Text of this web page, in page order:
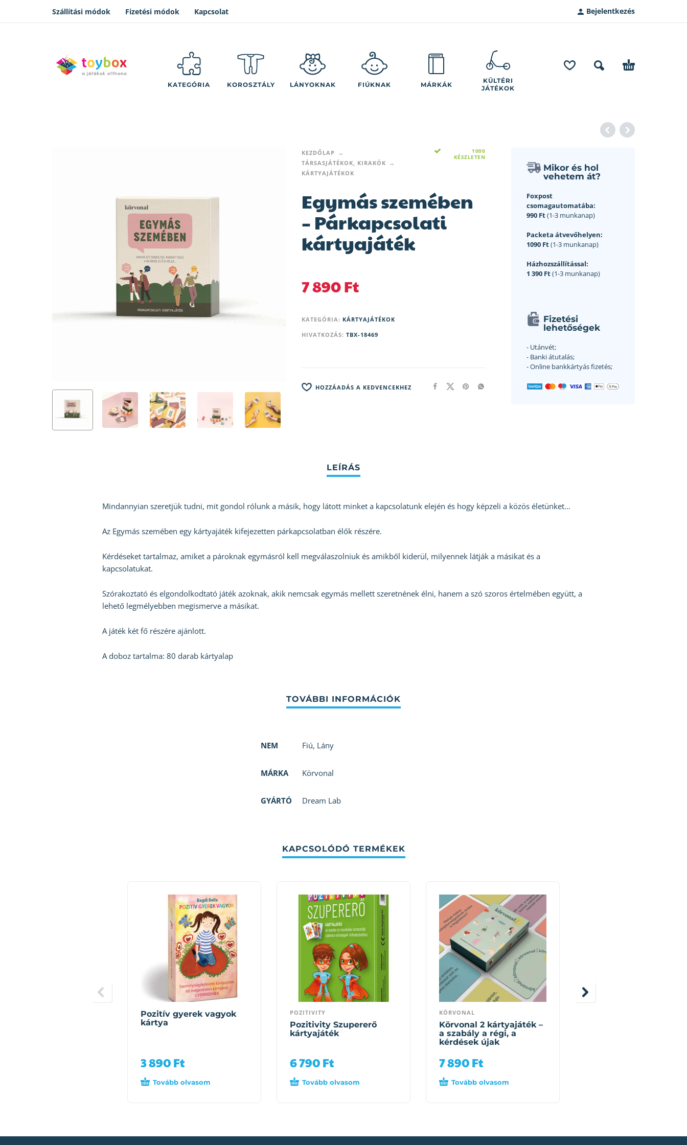
Szállítási módok Fizetési módok Kapcsolat Bejelentkezés
KATEGÓRIA KOROSZTÁLY LÁNYOKNAK FIÚKNAK MÁRKÁK
KÜLTÉRI
JÁTÉKOK
KEZDŐLAP
TÁRSASJÁTÉKOK, KIRAKÓK
KÁRTYAJÁTÉKOK
1000
KÉSZLETEN
Egymás szemében
– Párkapcsolati
kártyajáték
7 890Ft
KATEGÓRIA: KÁRTYAJÁTÉKOK
HIVATKOZÁS: TBX-18469
HOZZÁADÁS A KEDVENCEKHEZ
Mikor és hol
vehetem át?
Foxpost
csomagautomatába:
990 Ft(1-3 munkanap)
Packeta átvevőhelyen:
1090 Ft(1-3 munkanap)
Házhozszállítással:
1 390 Ft(1-3 munkanap)
Fizetési
lehetőségek
- Utánvét;
- Banki átutalás;
- Online bankkártyás fizetés;
Mindannyian szeretjük tudni, mit gondol rólunk a másik, hogy látott minket a kapcsolatunk elején és hogy képzeli a közös életünket…
Az Egymás szemében egy kártyajáték kifejezetten párkapcsolatban élők részére.
Kérdéseket tartalmaz, amiket a pároknak egymásról kell megválaszolniuk és amikből kiderül, milyennek látják a másikat és a
kapcsolatukat.
Szórakoztató és elgondolkodtató játék azoknak, akik nemcsak egymás mellett szeretnének élni, hanem a szó szoros értelmében együtt, a
lehető legmélyebben megismerve a másikat.
A játék két fő részére ajánlott.
A doboz tartalma: 80 darab kártyalap
NEM Fiú, Lány
MÁRKA Körvonal
GYÁRTÓ Dream Lab
KAPCSOLÓDÓ TERMÉKEK
Pozitív gyerek vagyok
kártya
3 890Ft
Tovább olvasom
POZITIVITY
Pozitivity Szupererő
kártyajáték
6 790Ft
Tovább olvasom
KÖRVONAL
Körvonal 2 kártyajáték –
a szabály a régi, a
kérdések újak
7 890Ft
Tovább olvasom